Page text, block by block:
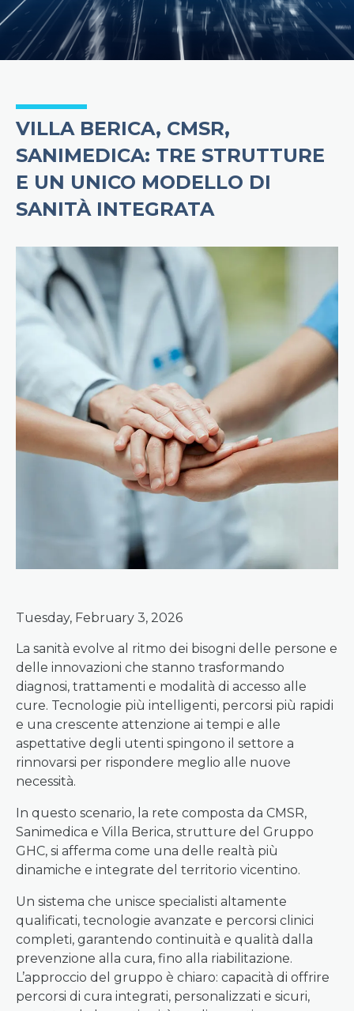
VILLA BERICA, CMSR,
SANIMEDICA: TRE STRUTTURE
E UN UNICO MODELLO DI
SANITÀ INTEGRATA
Tuesday, February 3, 2026
La sanità evolve al ritmo dei bisogni delle persone e
delle innovazioni che stanno trasformando
diagnosi, trattamenti e modalità di accesso alle
cure. Tecnologie più intelligenti, percorsi più rapidi
e una crescente attenzione ai tempi e alle
aspettative degli utenti spingono il settore a
rinnovarsi per rispondere meglio alle nuove
necessità.
In questo scenario, la rete composta da CMSR,
Sanimedica e Villa Berica, strutture del Gruppo
GHC, si afferma come una delle realtà più
dinamiche e integrate del territorio vicentino.
Un sistema che unisce specialisti altamente
qualificati, tecnologie avanzate e percorsi clinici
completi, garantendo continuità e qualità dalla
prevenzione alla cura, fino alla riabilitazione.
L’approccio del gruppo è chiaro: capacità di offrire
percorsi di cura integrati, personalizzati e sicuri,